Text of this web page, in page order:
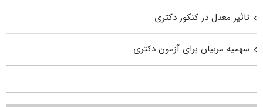
تاثیر معدل در کنکور دکتری
سهمیه مربیان برای آزمون دکتری